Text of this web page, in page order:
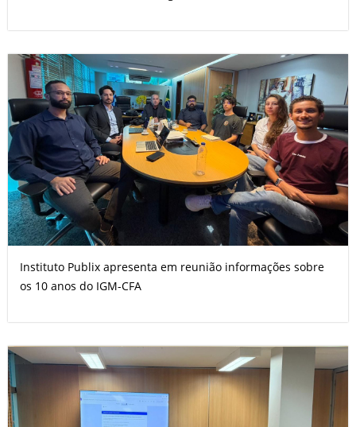
Instituto Publix apresenta em reunião informações sobre
os 10 anos do IGM-CFA